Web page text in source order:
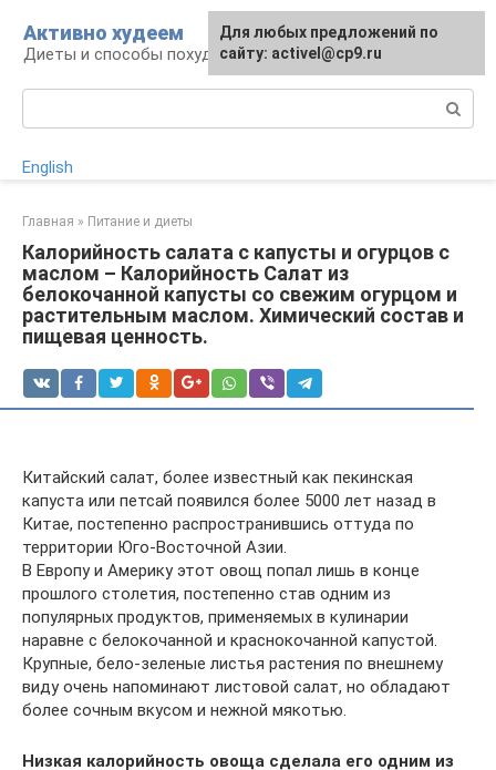
контенту
Активно худеем
Диеты и способы похудения
English
Главная » Питание и диеты
Калорийность салата с капусты и огурцов с
маслом – Калорийность Салат из
белокочанной капусты со свежим огурцом и
растительным маслом. Химический состав и
пищевая ценность.
Китайский салат, более известный как пекинская
капуста или петсай появился более 5000 лет назад в
Китае, постепенно распространившись оттуда по
территории Юго-Восточной Азии.
В Европу и Америку этот овощ попал лишь в конце
прошлого столетия, постепенно став одним из
популярных продуктов, применяемых в кулинарии
наравне с белокочанной и краснокочанной капустой.
Крупные, бело-зеленые листья растения по внешнему
виду очень напоминают листовой салат, но обладают
более сочным вкусом и нежной мякотью.
Низкая калорийность овоща сделала его одним из
Для любых предложений по
сайту: activel@cp9.ru